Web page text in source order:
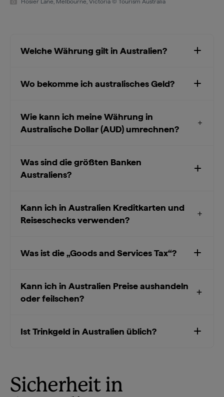
Hosier Lane, Melbourne, Victoria © Tourism Australia
Welche Währung gilt in Australien?
Wo bekomme ich australisches Geld?
Wie kann ich meine Währung in
Australische Dollar (AUD) umrechnen?
Was sind die größten Banken
Australiens?
Kann ich in Australien Kreditkarten und
Reiseschecks verwenden?
Was ist die „Goods and Services Tax“?
Kann ich in Australien Preise aushandeln
oder feilschen?
Ist Trinkgeld in Australien üblich?
Sicherheit in